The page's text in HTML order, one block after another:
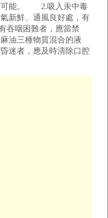
可能。 2.吸入汞中毒
新鮮、通風良好處，有
咽困難者，應當禁
油三種物質混合的液
迷者，應及時清除口腔